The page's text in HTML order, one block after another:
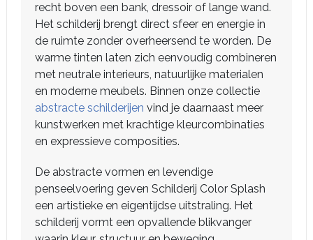
recht boven een bank, dressoir of lange wand.
Het schilderij brengt direct sfeer en energie in
de ruimte zonder overheersend te worden. De
warme tinten laten zich eenvoudig combineren
met neutrale interieurs, natuurlijke materialen
en moderne meubels. Binnen onze collectie
abstracte schilderijen vind je daarnaast meer
kunstwerken met krachtige kleurcombinaties
en expressieve composities.
De abstracte vormen en levendige
penseelvoering geven Schilderij Color Splash
een artistieke en eigentijdse uitstraling. Het
schilderij vormt een opvallende blikvanger